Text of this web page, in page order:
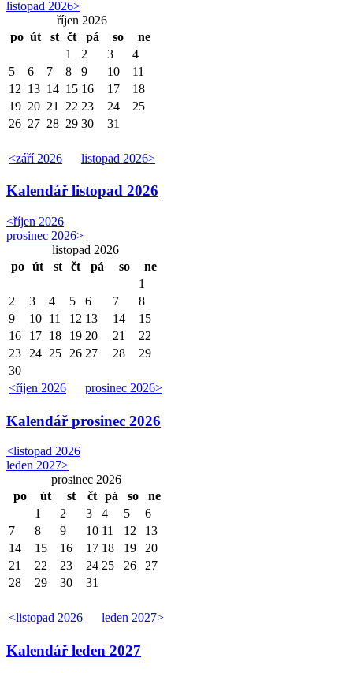
listopad 2026>
říjen 2026
po út st čt pá so ne
<září 2026 listopad 2026>
1 2 3
4
5
6 7 8 9 10
11
12 13 14 15 16 17
18
19 20 21 22 23 24
25
26 27 28 29 30 31
Kalendář listopad 2026
<říjen 2026
prosinec 2026>
listopad 2026
po
út st čt pá so ne
<říjen 2026 prosinec 2026>
1
2
3 4 5 6 7
8
9
10 11 12 13 14
15
16
17 18 19 20 21
22
23
24 25 26 27 28
29
30
Kalendář prosinec 2026
<listopad 2026
leden 2027>
prosinec 2026
po
út st čt pá so ne
<listopad 2026 leden 2027>
1 2 3 4 5
6
7
8 9 10 11 12
13
14
15 16 17 18 19
20
21
22 23 24 25 26
27
28
29 30 31
Kalendář leden 2027